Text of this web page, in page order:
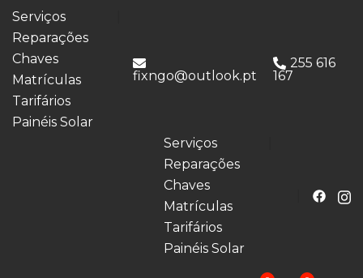
Serviços
Reparações
Chaves
Matrículas
Tarifários
Painéis Solar
fixngo@outlook.pt
255 616
167
Serviços
Reparações
Chaves
Matrículas
Tarifários
Painéis Solar